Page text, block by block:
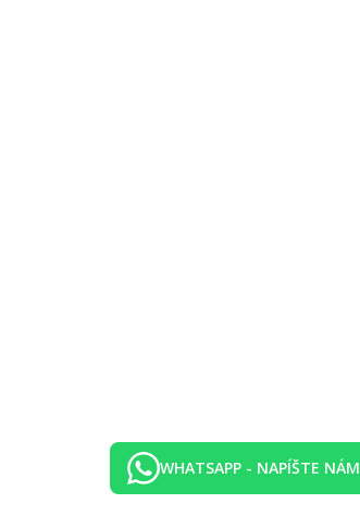
bez nutnosti rezervácie
dezerty a likéry v lounge
WHATSAPP - NAPÍŠTE NÁM